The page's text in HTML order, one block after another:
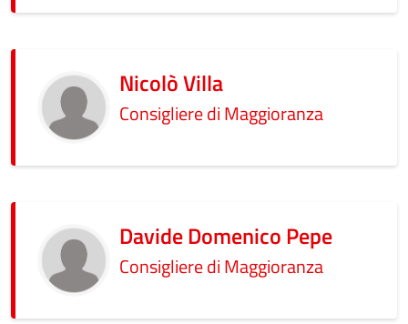
Nicolò Villa
Consigliere di Maggioranza
Davide Domenico Pepe
Consigliere di Maggioranza